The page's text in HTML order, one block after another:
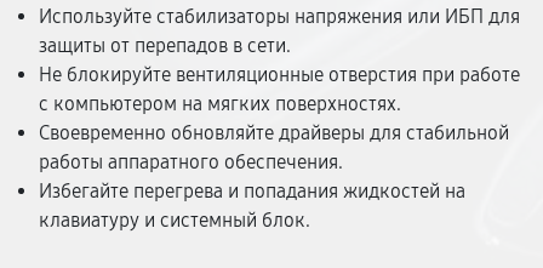
Используйте стабилизаторы напряжения или ИБП для
защиты от перепадов в сети.
Не блокируйте вентиляционные отверстия при работе
с компьютером на мягких поверхностях.
Своевременно обновляйте драйверы для стабильной
работы аппаратного обеспечения.
Избегайте перегрева и попадания жидкостей на
клавиатуру и системный блок.